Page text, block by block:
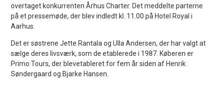
overtaget konkurrenten Århus Charter. Det meddelte parterne
på et pressemøde, der blev indledt kl. 11.00 på Hotel Royal i
Aarhus.
Det er søstrene Jette Rantala og Ulla Andersen, der har valgt at
sælge deres livsværk, som de etablerede i 1987. Køberen er
Primo Tours, der blevetableret for fem år siden af Henrik
Søndergaard og Bjarke Hansen.